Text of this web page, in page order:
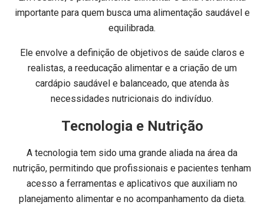
importante para quem busca uma alimentação saudável e
equilibrada.
Ele envolve a definição de objetivos de saúde claros e
realistas, a reeducação alimentar e a criação de um
cardápio saudável e balanceado, que atenda às
necessidades nutricionais do indivíduo.
Tecnologia e Nutrição
A tecnologia tem sido uma grande aliada na área da
nutrição, permitindo que profissionais e pacientes tenham
acesso a ferramentas e aplicativos que auxiliam no
planejamento alimentar e no acompanhamento da dieta.